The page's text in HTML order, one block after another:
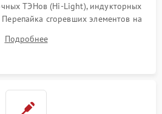
ТЭНов (Hi-Light), индукторных
сгоревших элементов на
и замена поврежденной
Подробнее